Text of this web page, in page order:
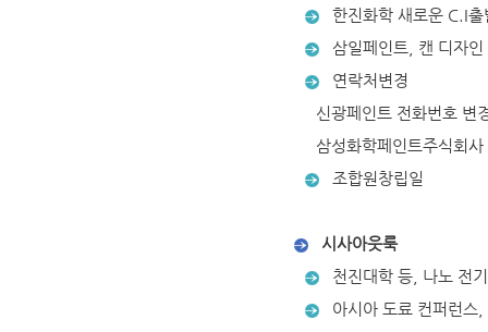
한진화학 새로운 C.I출
삼일페인트, 캔 디자인
연락처변경
신광페인트 전화번호 변
삼성화학페인트주식회
조합원창립일
시사아웃룩
천진대학 등, 나노 전
아시아 도료 컨퍼런스,